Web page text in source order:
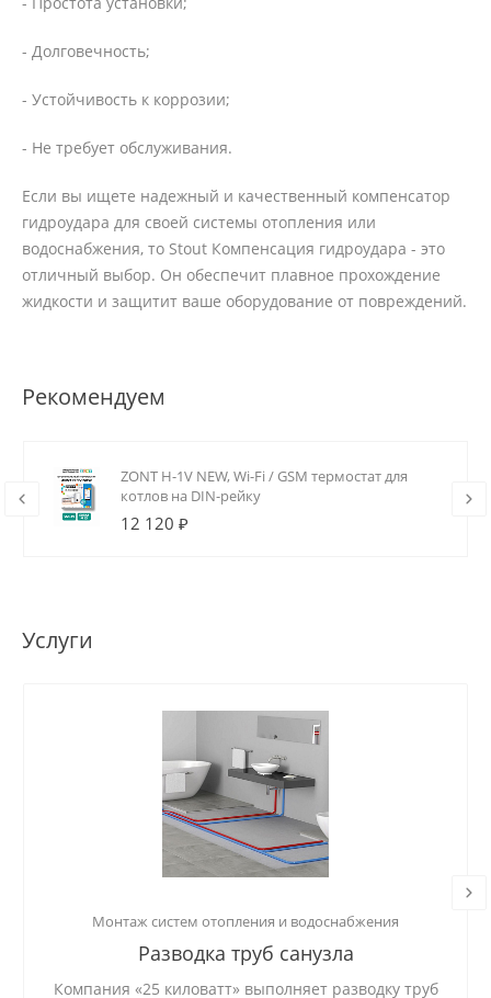
- Долговечность;
- Устойчивость к коррозии;
- Не требует обслуживания.
Если вы ищете надежный и качественный компенсатор
гидроудара для своей системы отопления или
водоснабжения, то Stout Компенсация гидроудара - это
отличный выбор. Он обеспечит плавное прохождение
жидкости и защитит ваше оборудование от повреждений.
Рекомендуем
ZONT H-1V NEW, Wi-Fi / GSM термостат для
котлов на DIN-рейку
12 120 ₽
Услуги
Монтаж систем отопления и водоснабжения
Разводка труб санузла
Компания «25 киловатт» выполняет разводку труб